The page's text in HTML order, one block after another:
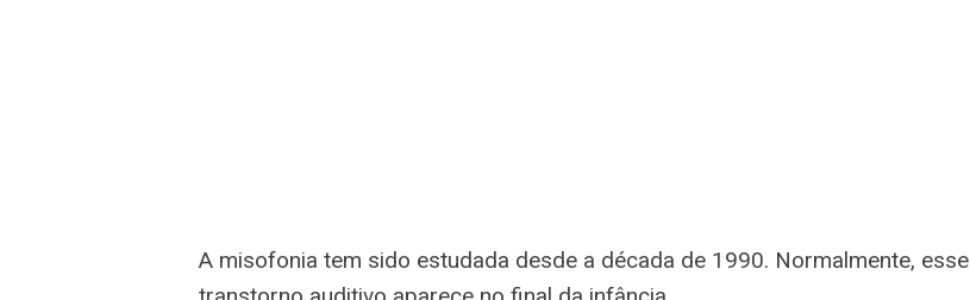
A misofonia tem sido estudada desde a década de 1990. Normalmente, esse